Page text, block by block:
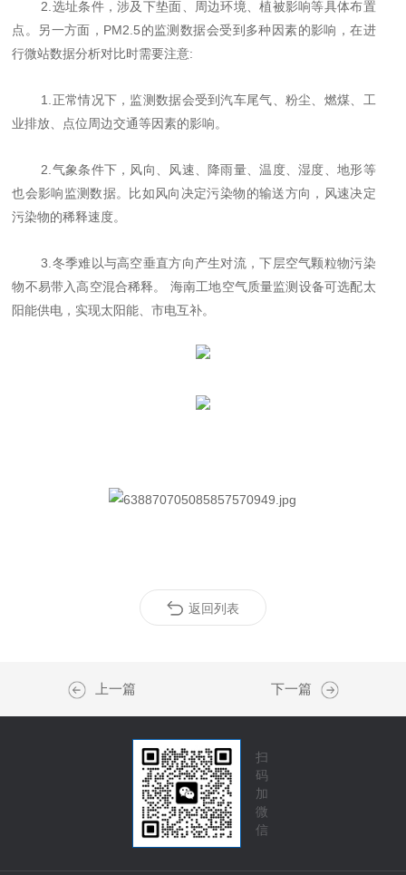
2.选址条件，涉及下垫面、周边环境、植被影响等具体布置
点。另一方面，PM2.5的监测数据会受到多种因素的影响，在进
行微站数据分析对比时需要注意:
1.正常情况下，监测数据会受到汽车尾气、粉尘、燃煤、工
业排放、点位周边交通等因素的影响。
2.气象条件下，风向、风速、降雨量、温度、湿度、地形等
也会影响监测数据。比如风向决定污染物的输送方向，风速决定
污染物的稀释速度。
3.冬季难以与高空垂直方向产生对流，下层空气颗粒物污染
物不易带入高空混合稀释。 海南工地空气质量监测设备可选配太
阳能供电，实现太阳能、市电互补。
返回列表
上一篇 下一篇
扫
码
加
微
信